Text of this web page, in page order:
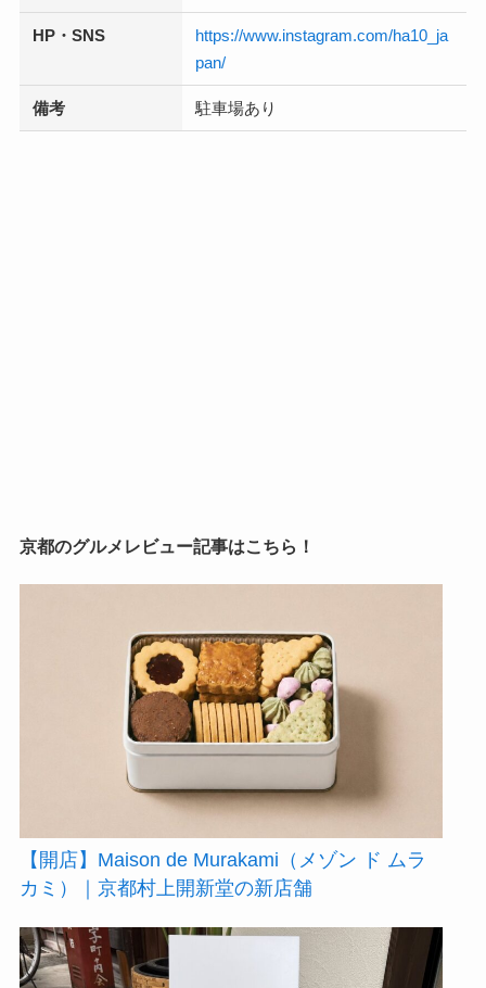
HP・SNS
https://www.instagram.com/ha10_ja
pan/
備考 駐車場あり
京都のグルメレビュー記事はこちら！
【開店】Maison de Murakami（メゾン ド ムラ
カミ）｜京都村上開新堂の新店舗